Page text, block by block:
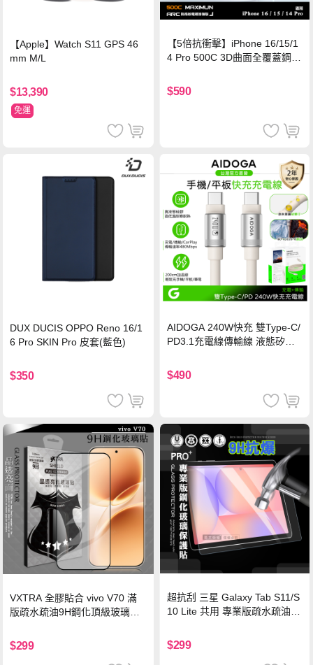
【Apple】Watch S11 GPS 46
mm M/L
$13,390
免運
【5倍抗衝擊】iPhone 16/15/1
4 Pro 500C 3D曲面全覆蓋鋼化
保護貼
$590
DUX DUCIS OPPO Reno 16/1
6 Pro SKIN Pro 皮套(藍色)
$350
AIDOGA 240W快充 雙Type-C/
PD3.1充電線傳輸線 液態矽膠
機/平板/筆電
$490
VXTRA 全膠貼合 vivo V70 滿
版疏水疏油9H鋼化頂級玻璃貼
$299
超抗刮 三星 Galaxy Tab S11/S
10 Lite 共用 專業版疏水疏油9
$299